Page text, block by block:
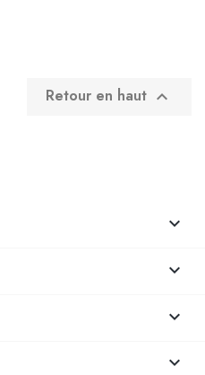
Retour en haut 



